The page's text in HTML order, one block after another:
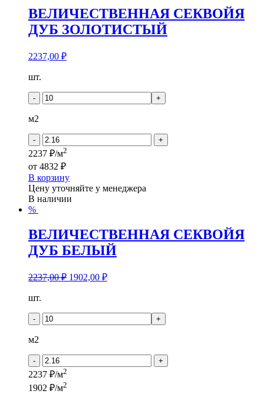
ВЕЛИЧЕСТВЕННАЯ СЕКВОЙЯ
ДУБ ЗОЛОТИСТЫЙ
2237,00 ₽
Количество
ВЕЛИЧЕСТВЕННАЯ
ДУБ
шт.
- +
м2
- +
2237 ₽/м2
от 4832 ₽
В корзину
Цену уточняйте у менеджера
В наличии
%
ВЕЛИЧЕСТВЕННАЯ СЕКВОЙЯ
ДУБ БЕЛЫЙ
2237,00₽ 1902,00 ₽
Количество
ВЕЛИЧЕСТВЕННАЯ
ДУБ
шт.
- +
м2
- +
2237 ₽/м2
1902 ₽/м2